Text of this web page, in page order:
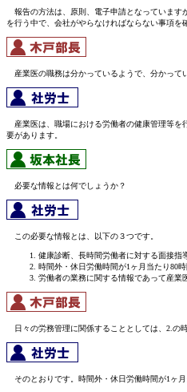
報告の方法は、原則、電子申請となっています
を行う中で、会社がやらなければならない事項を
産業医の職務は分かっているようで、分かって
産業医は、職場における労働者の健康管理等を
要があります。
必要な情報とは何でしょうか？
この必要な情報とは、以下の３つです。
健康診断、長時間労働者に対する面接指
時間外・休日労働時間が1ヶ月当たり80
労働者の業務に関する情報であって産業
日々の労務管理に関係することとしては、2.の
そのとおりです。時間外・休日労働時間が1ヶ